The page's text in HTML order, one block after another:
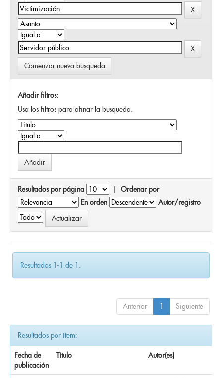
Comenzar nueva busqueda
Añadir filtros:
Usa los filtros para afinar la busqueda.
Resultados por página | Ordenar por
En orden
Autor/registro
Resultados 1-1 de 1.
Anterior 1 Siguiente
Resultados por ítem:
Fecha de
publicación
Título Autor(es)